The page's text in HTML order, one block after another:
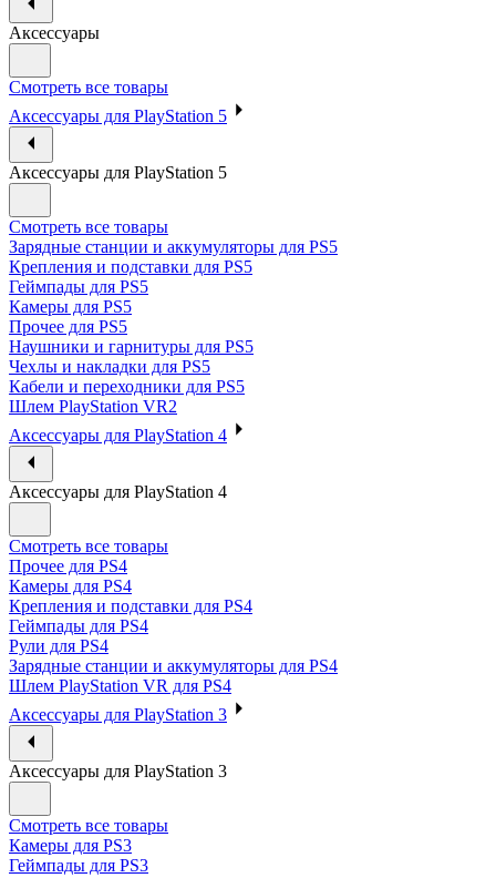
Аксессуары
Смотреть все товары
Аксессуары для PlayStation 5
Аксессуары для PlayStation 5
Смотреть все товары
Зарядные станции и аккумуляторы для PS5
Крепления и подставки для PS5
Геймпады для PS5
Камеры для PS5
Прочее для PS5
Наушники и гарнитуры для PS5
Чехлы и накладки для PS5
Кабели и переходники для PS5
Шлем PlayStation VR2
Аксессуары для PlayStation 4
Аксессуары для PlayStation 4
Смотреть все товары
Прочее для PS4
Камеры для PS4
Крепления и подставки для PS4
Геймпады для PS4
Рули для PS4
Зарядные станции и аккумуляторы для PS4
Шлем PlayStation VR для PS4
Аксессуары для PlayStation 3
Аксессуары для PlayStation 3
Смотреть все товары
Камеры для PS3
Геймпады для PS3